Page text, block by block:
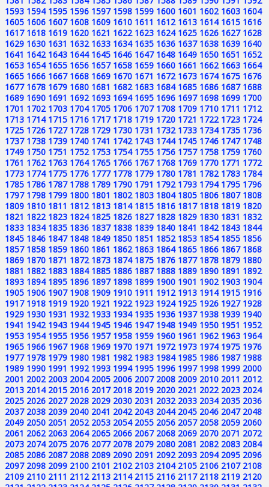
1593 1594 1595 1596 1597 1598 1599 1600 1601 1602 1603 1604
1605 1606 1607 1608 1609 1610 1611 1612 1613 1614 1615 1616
1617 1618 1619 1620 1621 1622 1623 1624 1625 1626 1627 1628
1629 1630 1631 1632 1633 1634 1635 1636 1637 1638 1639 1640
1641 1642 1643 1644 1645 1646 1647 1648 1649 1650 1651 1652
1653 1654 1655 1656 1657 1658 1659 1660 1661 1662 1663 1664
1665 1666 1667 1668 1669 1670 1671 1672 1673 1674 1675 1676
1677 1678 1679 1680 1681 1682 1683 1684 1685 1686 1687 1688
1689 1690 1691 1692 1693 1694 1695 1696 1697 1698 1699 1700
1701 1702 1703 1704 1705 1706 1707 1708 1709 1710 1711 1712
1713 1714 1715 1716 1717 1718 1719 1720 1721 1722 1723 1724
1725 1726 1727 1728 1729 1730 1731 1732 1733 1734 1735 1736
1737 1738 1739 1740 1741 1742 1743 1744 1745 1746 1747 1748
1749 1750 1751 1752 1753 1754 1755 1756 1757 1758 1759 1760
1761 1762 1763 1764 1765 1766 1767 1768 1769 1770 1771 1772
1773 1774 1775 1776 1777 1778 1779 1780 1781 1782 1783 1784
1785 1786 1787 1788 1789 1790 1791 1792 1793 1794 1795 1796
1797 1798 1799 1800 1801 1802 1803 1804 1805 1806 1807 1808
1809 1810 1811 1812 1813 1814 1815 1816 1817 1818 1819 1820
1821 1822 1823 1824 1825 1826 1827 1828 1829 1830 1831 1832
1833 1834 1835 1836 1837 1838 1839 1840 1841 1842 1843 1844
1845 1846 1847 1848 1849 1850 1851 1852 1853 1854 1855 1856
1857 1858 1859 1860 1861 1862 1863 1864 1865 1866 1867 1868
1869 1870 1871 1872 1873 1874 1875 1876 1877 1878 1879 1880
1881 1882 1883 1884 1885 1886 1887 1888 1889 1890 1891 1892
1893 1894 1895 1896 1897 1898 1899 1900 1901 1902 1903 1904
1905 1906 1907 1908 1909 1910 1911 1912 1913 1914 1915 1916
1917 1918 1919 1920 1921 1922 1923 1924 1925 1926 1927 1928
1929 1930 1931 1932 1933 1934 1935 1936 1937 1938 1939 1940
1941 1942 1943 1944 1945 1946 1947 1948 1949 1950 1951 1952
1953 1954 1955 1956 1957 1958 1959 1960 1961 1962 1963 1964
1965 1966 1967 1968 1969 1970 1971 1972 1973 1974 1975 1976
1977 1978 1979 1980 1981 1982 1983 1984 1985 1986 1987 1988
1989 1990 1991 1992 1993 1994 1995 1996 1997 1998 1999 2000
2001 2002 2003 2004 2005 2006 2007 2008 2009 2010 2011 2012
2013 2014 2015 2016 2017 2018 2019 2020 2021 2022 2023 2024
2025 2026 2027 2028 2029 2030 2031 2032 2033 2034 2035 2036
2037 2038 2039 2040 2041 2042 2043 2044 2045 2046 2047 2048
2049 2050 2051 2052 2053 2054 2055 2056 2057 2058 2059 2060
2061 2062 2063 2064 2065 2066 2067 2068 2069 2070 2071 2072
2073 2074 2075 2076 2077 2078 2079 2080 2081 2082 2083 2084
2085 2086 2087 2088 2089 2090 2091 2092 2093 2094 2095 2096
2097 2098 2099 2100 2101 2102 2103 2104 2105 2106 2107 2108
2109 2110 2111 2112 2113 2114 2115 2116 2117 2118 2119 2120